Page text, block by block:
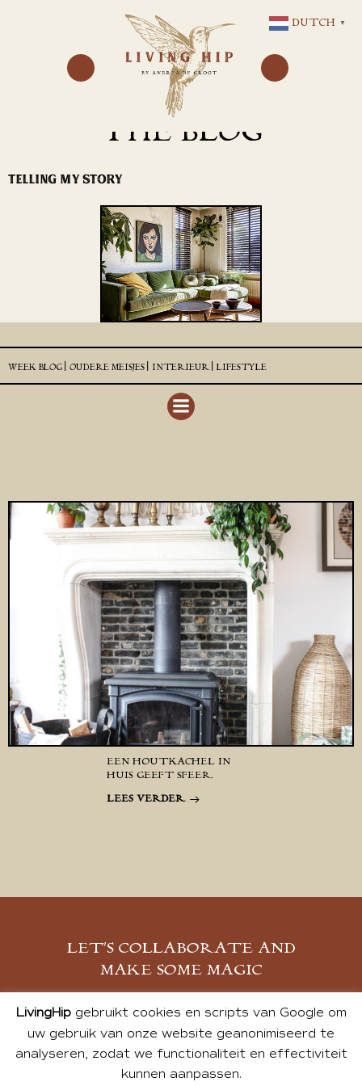
NAAR
DE
INHOUD
THE BLOG
TELLING MY STORY
WEEK BLOG | OUDERE MEISJES | INTERIEUR | LIFESTYLE
EEN HOUTKACHEL IN
HUIS GEEFT SFEER.
LEES VERDER
LET’S COLLABORATE AND
MAKE SOME MAGIC
MELD JE AAN
LivingHipgebruikt cookies en scripts van Google om
uw gebruik van onze website geanonimiseerd te
analyseren, zodat we functionaliteit en effectiviteit
kunnen aanpassen.
DUTCH ▼